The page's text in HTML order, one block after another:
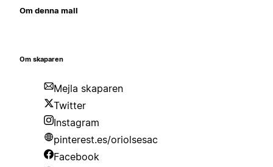
Om denna mall
Om skaparen
Mejla skaparen
Twitter
Instagram
pinterest.es/oriolsesac
Facebook